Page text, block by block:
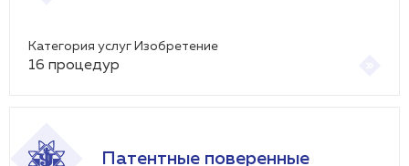
Категория услуг Изобретение
16 процедур
Патентные поверенные